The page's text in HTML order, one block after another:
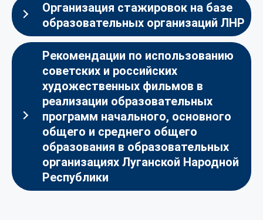
Организация стажировок на базе
образовательных организаций ЛНР
Рекомендации по использованию
советских и российских
художественных фильмов в
реализации образовательных
программ начального, основного
общего и среднего общего
образования в образовательных
организациях Луганской Народной
Республики